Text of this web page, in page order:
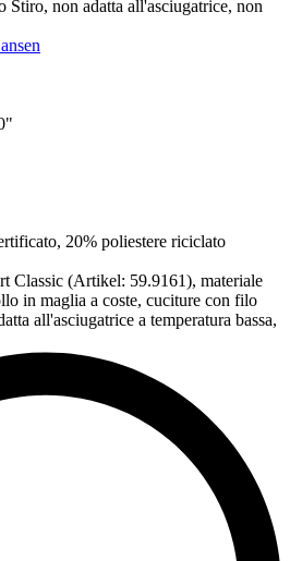
Stiro, non adatta all'asciugatrice, non
20% poliestere riciclato
Classic (Artikel: 59.9161), materiale
in maglia a coste, cuciture con filo
all'asciugatrice a temperatura bassa,